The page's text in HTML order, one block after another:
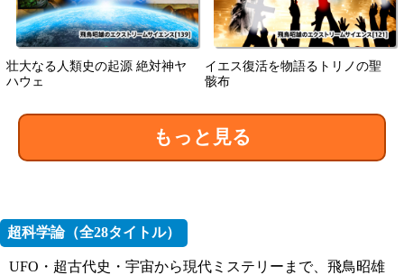
壮大なる人類史の起源 絶対神ヤ
ハウェ
イエス復活を物語るトリノの聖
骸布
もっと見る
超科学論（全28タイトル）
UFO・超古代史・宇宙から現代ミステリーまで、飛鳥昭雄